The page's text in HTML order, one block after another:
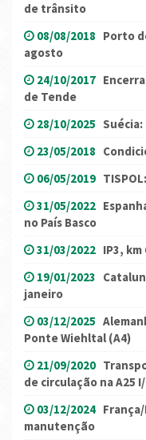
de trânsito
08/08/2018 Porto
agosto
24/10/2017
de Tende
28/10/2025
23/05/2018
06/05/2019
31/05/2022
no País Basco
31/03/2022 IP3,
19/01/2023
janeiro
03/12/2025
Ponte Wiehltal (A4)
21/09/2020
de circulação na A25
03/12/2024
manutenção